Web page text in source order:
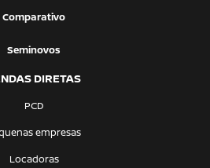
Comparativo
Seminovos
DIRETAS
PCD
empresas
Locadoras